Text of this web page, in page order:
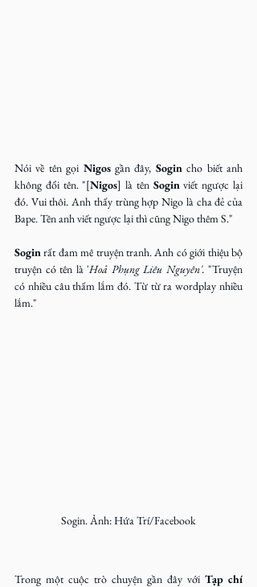
Nói về tên gọi Nigos gần đây, Sogin cho biết anh
không đổi tên. "[Nigos] là tên Sogin viết ngược lại
đó. Vui thôi. Anh thấy trùng hợp Nigo là cha đẻ của
Bape. Tên anh viết ngược lại thì cũng Nigo thêm S."
Sogin rất đam mê truyện tranh. Anh có giới thiệu bộ
truyện có tên là 'Hoả Phụng Liêu Nguyên'. "Truyện
có nhiều câu thấm lắm đó. Từ từ ra wordplay nhiều
lắm."
Sogin. Ảnh: Hứa Trí/Facebook
Trong một cuộc trò chuyện gần đây với Tạp chí